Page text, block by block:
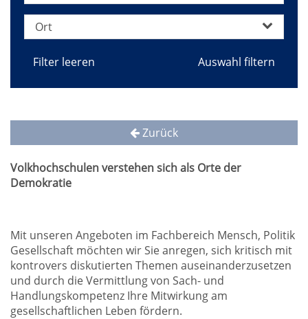
Ort
Filter leeren
Zurück
Volkhochschulen verstehen sich als Orte der
Demokratie
Mit unseren Angeboten im Fachbereich Mensch, Politik
Gesellschaft möchten wir Sie anregen, sich kritisch mit
kontrovers diskutierten Themen auseinanderzusetzen
und durch die Vermittlung von Sach- und
Handlungskompetenz Ihre Mitwirkung am
gesellschaftlichen Leben fördern.